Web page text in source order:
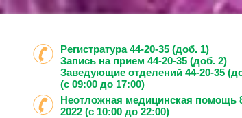
Регистратура 44-20-35 (доб. 1)
Запись на прием 44-20-35 (доб. 2)
Заведующие отделений 44-20-35
(с 09:00 до 17:00)
Неотложная медицинская помощь
2022 (с 10:00 до 22:00)